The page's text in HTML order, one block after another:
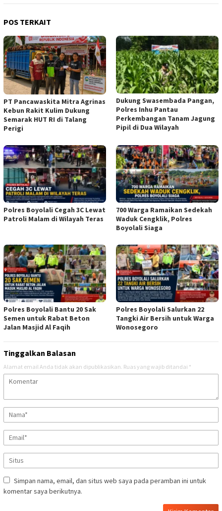
POS TERKAIT
‎PT Pancawaskita Mitra Agrinas
Kebun Rakit Kulim Dukung
Semarak HUT RI di Talang
Perigi
Dukung Swasembada Pangan,
Polres Inhu Pantau
Perkembangan Tanam Jagung
Pipil di Dua Wilayah
Polres Boyolali Cegah 3C Lewat
Patroli Malam di Wilayah Teras
700 Warga Ramaikan Sedekah
Waduk Cengklik, Polres
Boyolali Siaga
Polres Boyolali Bantu 20 Sak
Semen untuk Rabat Beton
Jalan Masjid Al Faqih
Polres Boyolali Salurkan 22
Tangki Air Bersih untuk Warga
Wonosegoro
Tinggalkan Balasan
Alamat email Anda tidak akan dipublikasikan. Ruas yang wajib ditandai *
Simpan nama, email, dan situs web saya pada peramban ini untuk
komentar saya berikutnya.